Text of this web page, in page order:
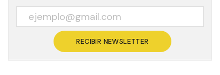
RECIBIR NEWSLETTER